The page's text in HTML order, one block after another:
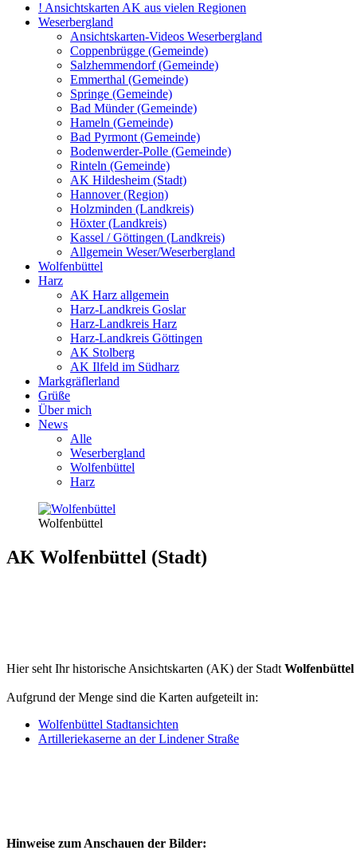
! Ansichtskarten AK aus vielen Regionen
Weserbergland
Ansichtskarten-Videos Weserbergland
Coppenbrügge (Gemeinde)
Salzhemmendorf (Gemeinde)
Emmerthal (Gemeinde)
Springe (Gemeinde)
Bad Münder (Gemeinde)
Hameln (Gemeinde)
Bad Pyrmont (Gemeinde)
Bodenwerder-Polle (Gemeinde)
Rinteln (Gemeinde)
AK Hildesheim (Stadt)
Hannover (Region)
Holzminden (Landkreis)
Höxter (Landkreis)
Kassel / Göttingen (Landkreis)
Allgemein Weser/Weserbergland
Wolfenbüttel
Harz
AK Harz allgemein
Harz-Landkreis Goslar
Harz-Landkreis Harz
Harz-Landkreis Göttingen
AK Stolberg
AK Ilfeld im Südharz
Markgräflerland
Grüße
Über mich
News
Alle
Weserbergland
Wolfenbüttel
Harz
Wolfenbüttel
AK Wolfenbüttel (Stadt)
Hier seht Ihr historische Ansichtskarten (AK) der Stadt Wolfenbüttel
Aufgrund der Menge sind die Karten aufgeteilt in:
Wolfenbüttel Stadtansichten
Artilleriekaserne an der Lindener Straße
Hinweise zum Anschauen der Bilder: